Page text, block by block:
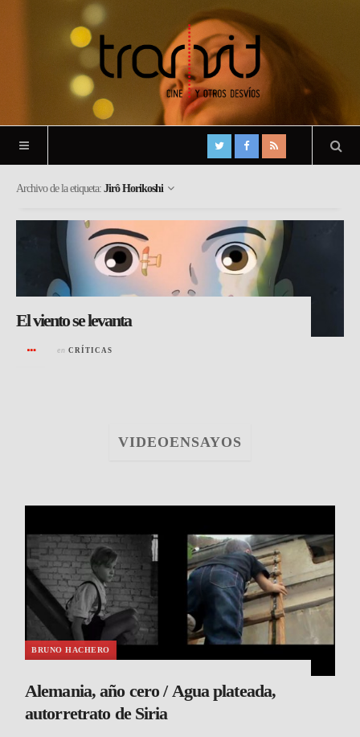
Archivo de la etiqueta: Jirô Horikoshi
El viento se levanta
en CRÍTICAS
VIDEOENSAYOS
BRUNO HACHERO
Alemania, año cero / Agua plateada,
autorretrato de Siria